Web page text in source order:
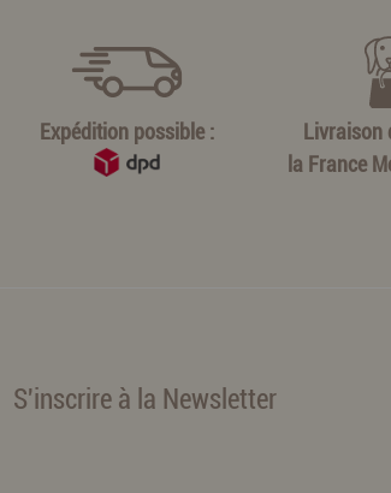
Expédition possible :
Livraison
la France
S'inscrire à la Newsletter